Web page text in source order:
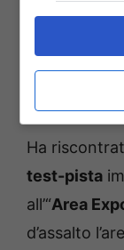
hanno
Ha
test-pista
all’“Area
d’assalto